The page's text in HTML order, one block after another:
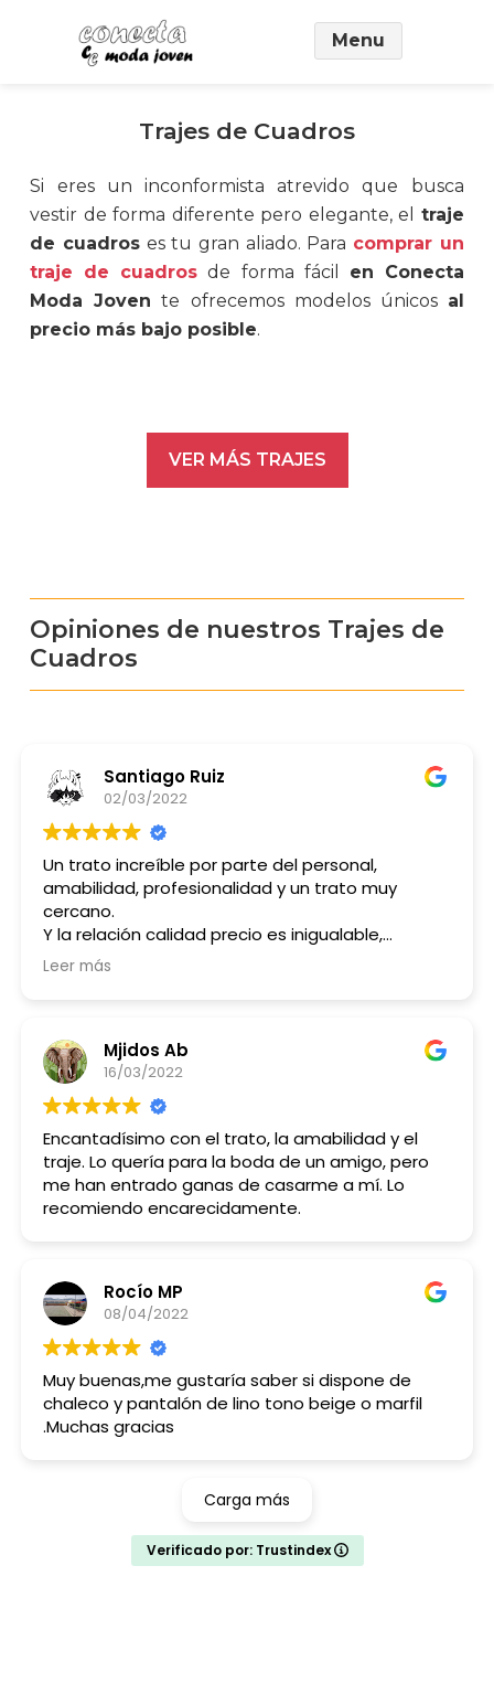
contenido
Menu
Trajes de Cuadros
Si eres un inconformista atrevido que busca
vestir de forma diferente pero elegante, el traje
de cuadros es tu gran aliado. Para comprar un
traje de cuadros de forma fácil en Conecta
Moda Joven te ofrecemos modelos únicos al
precio más bajo posible.
VER MÁS TRAJES
Opiniones de nuestros Trajes de
Cuadros
Santiago Ruiz
02/03/2022
Un trato increíble por parte del personal,
amabilidad, profesionalidad y un trato muy
cercano.
Y la relación calidad precio es inigualable,
convencidísimo de volver en próximas ocasiones.
Leer más
Mjidos Ab
16/03/2022
Encantadísimo con el trato, la amabilidad y el
traje. Lo quería para la boda de un amigo, pero
me han entrado ganas de casarme a mí. Lo
recomiendo encarecidamente.
Rocío MP
08/04/2022
Muy buenas,me gustaría saber si dispone de
chaleco y pantalón de lino tono beige o marfil
.Muchas gracias
Carga más
Verificado por: Trustindex